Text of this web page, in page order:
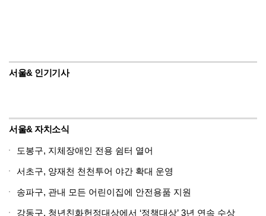
서울& 인기기사
서울& 자치소식
도봉구, 지체장애인 전용 쉼터 열어
서초구, 양재천 천천투어 야간 확대 운영
송파구, 관내 모든 어린이집에 안전용품 지원
강동구, 청년친화헌정대상에서 ‘정책대상’ 3년 연속 수상